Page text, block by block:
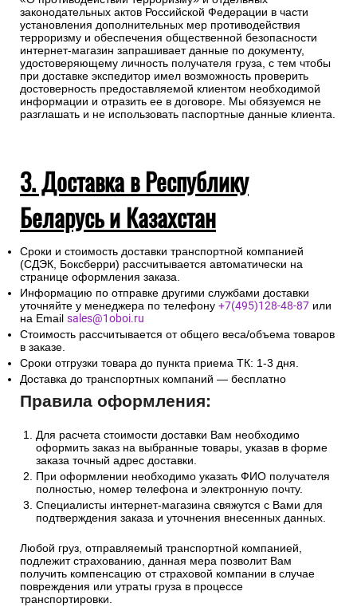
законодательных актов Российской Федерации в части
установления дополнительных мер противодействия
терроризму и обеспечения общественной безопасности
интернет-магазин запрашивает данные по документу,
удостоверяющему личность получателя груза, с тем чтобы
при доставке экспедитор имел возможность проверить
достоверность предоставляемой клиентом необходимой
информации и отразить ее в договоре. Мы обязуемся не
разглашать и не использовать паспортные данные клиента.
3. Доставка в Республику
Беларусь и Казахстан
Сроки и стоимость доставки транспортной компанией
(СДЭК, Боксберри) рассчитывается автоматически на
странице оформления заказа.
Информацию по отправке другими службами доставки
уточняйте у менеджера по телефону +7(495)128-48-87 или
на Email sales@1oboi.ru
Стоимость рассчитывается от общего веса/объема товаров
в заказе.
Сроки отгрузки товара до пункта приема ТК: 1-3 дня.
Доставка до транспортных компаний — бесплатно
Правила оформления:
Для расчета стоимости доставки Вам необходимо
оформить заказ на выбранные товары, указав в форме
заказа точный адрес доставки.
При оформлении необходимо указать ФИО получателя
полностью, номер телефона и электронную почту.
Специалисты интернет-магазина свяжутся с Вами для
подтверждения заказа и уточнения внесенных данных.
Любой груз, отправляемый транспортной компанией,
подлежит страхованию, данная мера позволит Вам
получить компенсацию от страховой компании в случае
повреждения или утраты груза в процессе
транспортировки.